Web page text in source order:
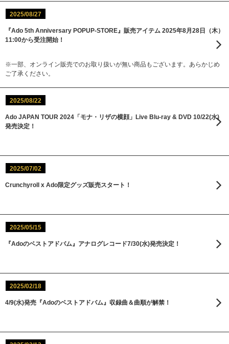
2025/08/27
『Ado 5th Anniversary POPUP-STORE』販売アイテム 2025年8月28日（木）
11:00から受注開始！
※一部、オンライン販売でのお取り扱いが無い商品もございます。あらかじめ
ご了承ください。
2025/08/22
Ado JAPAN TOUR 2024「モナ・リザの横顔」Live Blu-ray & DVD 10/22(水)
発売決定！
2025/07/02
Crunchyroll x Ado限定グッズ販売スタート！
2025/05/15
『Adoのベストアドバム』アナログレコード7/30(水)発売決定！
2025/02/18
4/9(水)発売『Adoのベストアドバム』収録曲＆曲順が解禁！